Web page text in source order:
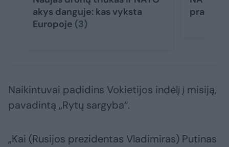
akys danguje: kas vyksta
Europoje (3)
Naikintuvai padidins Vokietijos indėlį į misiją,
pavadintą „Rytų sargyba“.
„Kai (Rusijos prezidentas Vladimiras) Putinas